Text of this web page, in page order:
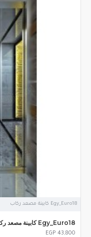
Egy_Euro18 كابينة مصعد ركاب
Egy_Euro18 كابينة مصعد ركاب
EGP 43,800